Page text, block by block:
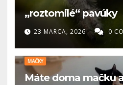
„roztomilé“ pavúky
23 MARCA, 2026 0
MAČKY
Máte doma mačku